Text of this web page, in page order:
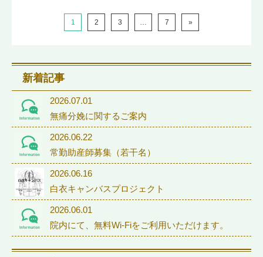
1 2 3 … 7 »
新着記事
2026.07.01
無痛分娩に関するご案内
2026.06.22
常勤助産師募集（若干名）
2026.06.16
白衣キャンバスプロジェクト
2026.06.01
院内にて、無料Wi-Fiをご利用いただけます。